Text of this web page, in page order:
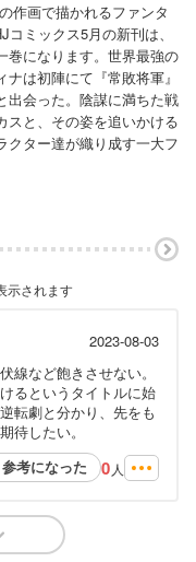
作画で描かれるファンタ
ミックス5月の新刊は、
巻になります。世界最強の
は初陣にて『常敗将軍』
出会った。陰謀に満ちた戦
スと、その姿を追いかける
クター達が織り成す一大フ
示されます
2023-08-03
線など飽きさせない。
るというタイトルに始
転劇と分かり、先をも
待したい。
参考になった
0 人